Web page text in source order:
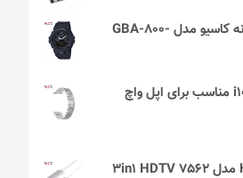
ساعت مچی عقربه‌ای مردانه کاسیو مدل GBA-800-
بند طرح Diamond کد i1012 مناسب برای اپل واچ